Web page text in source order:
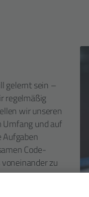
gelernt sein –
regel­mäßig
wir unseren
und auf
Aufgaben
Code-
zu